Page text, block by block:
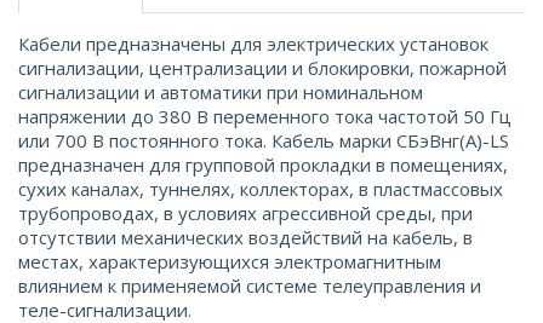
Кабели предназначены для электрических установок
сигнализации, централизации и блокировки, пожарной
сигнализации и автоматики при номинальном
напряжении до 380 В переменного тока частотой 50 Гц
или 700 В постоянного тока. Кабель марки СБэВнг(А)-LS
предназначен для групповой прокладки в помещениях,
сухих каналах, туннелях, коллекторах, в пластмассовых
трубопроводах, в условиях агрессивной среды, при
отсутствии механических воздействий на кабель, в
местах, характеризующихся электромагнитным
влиянием к применяемой системе телеуправления и
теле-сигнализации.